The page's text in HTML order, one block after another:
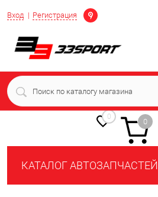
Вход Регистрация
Определение
0
0
КАТАЛОГ АВТОЗАПЧАСТЕЙ